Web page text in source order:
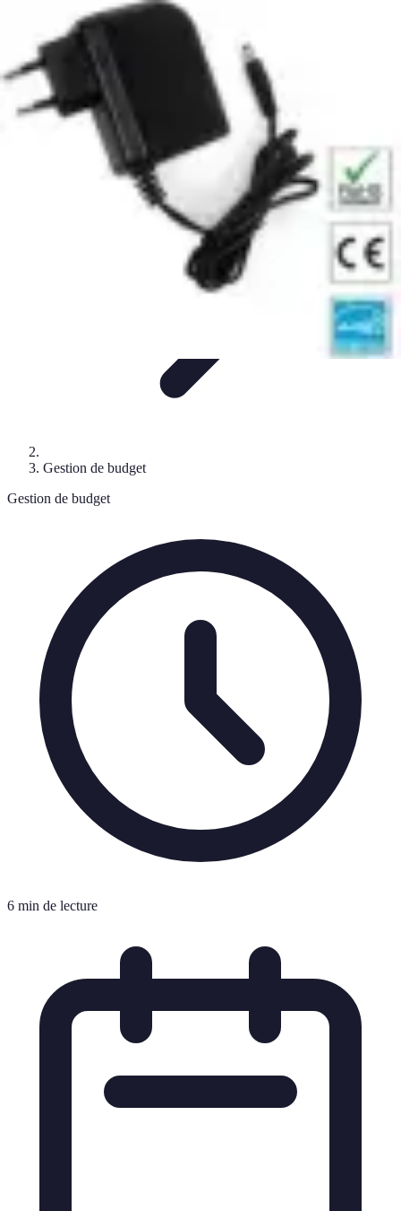
Optimise Mon Argent
Budget et Épargne
Épargne et
BudgetInvestissements Epargne et Budget
Optimise Mon Argent
Gestion de budget
Gestion de budget
6 min de lecture